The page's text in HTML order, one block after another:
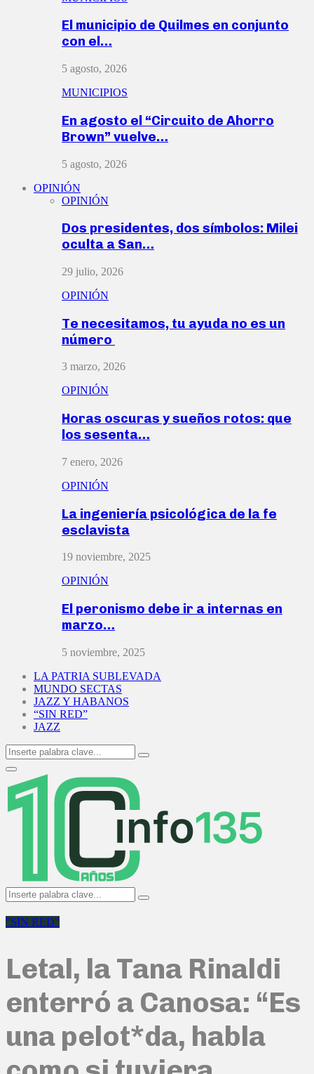
El municipio de Quilmes en conjunto
con el…
5 agosto, 2026
MUNICIPIOS
En agosto el “Circuito de Ahorro
Brown” vuelve…
5 agosto, 2026
OPINIÓN
OPINIÓN
Dos presidentes, dos símbolos: Milei
oculta a San…
29 julio, 2026
OPINIÓN
Te necesitamos, tu ayuda no es un
número
3 marzo, 2026
OPINIÓN
Horas oscuras y sueños rotos: que
los sesenta…
7 enero, 2026
OPINIÓN
La ingeniería psicológica de la fe
esclavista
19 noviembre, 2025
OPINIÓN
El peronismo debe ir a internas en
marzo…
5 noviembre, 2025
LA PATRIA SUBLEVADA
MUNDO SECTAS
JAZZ Y HABANOS
“SIN RED”
JAZZ
Search
for:
Search
Primary
Menu
Search
for:
Search
"SIN RED"
Letal, la Tana Rinaldi
enterró a Canosa: “Es
una pelot*da, habla